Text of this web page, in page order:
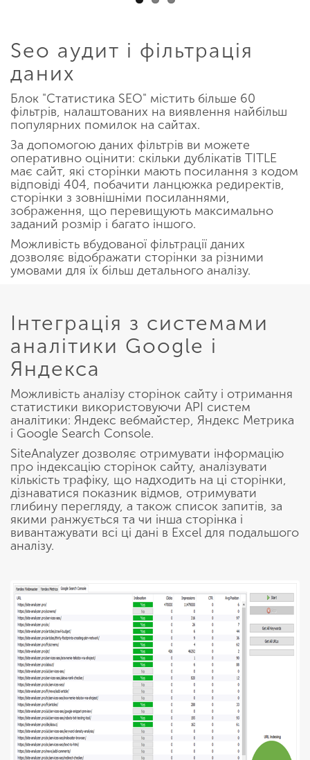
Seo аудит і фільтрація
даних
Блок "Статистика SEO" містить більше 60
фільтрів, налаштованих на виявлення найбільш
популярних помилок на сайтах.
За допомогою даних фільтрів ви можете
оперативно оцінити: скільки дублікатів TITLE
має сайт, які сторінки мають посилання з кодом
відповіді 404, побачити ланцюжка редиректів,
сторінки з зовнішніми посиланнями,
зображення, що перевищують максимально
заданий розмір і багато іншого.
Можливість вбудованої фільтрації даних
дозволяє відображати сторінки за різними
умовами для їх більш детального аналізу.
Інтеграція з системами
аналітики Google і
Яндекса
Можливість аналізу сторінок сайту і отримання
статистики використовуючи API систем
аналітики: Яндекс вебмайстер, Яндекс Метрика
і Google Search Console.
SiteAnalyzer дозволяє отримувати інформацію
про індексацію сторінок сайту, аналізувати
кількість трафіку, що надходить на ці сторінки,
дізнаватися показник відмов, отримувати
глибину перегляду, а також список запитів, за
якими ранжується та чи інша сторінка і
вивантажувати всі ці дані в Excel для подальшого
аналізу.